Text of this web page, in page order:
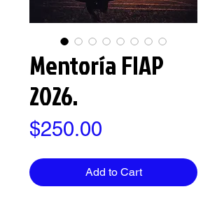
Mentoría FIAP
2026.
$250.00
Add to Cart